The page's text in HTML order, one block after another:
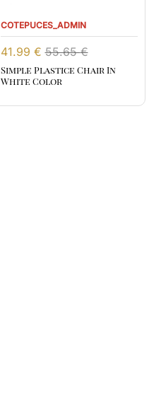
COTEPUCES_ADMIN
41.99 € 55.65€
Simple Plastice Chair In
White Color